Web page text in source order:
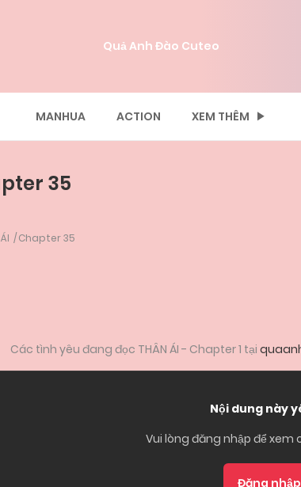
Quả Anh Đào Cuteo
MANHUA ACTION XEM THÊM
35
Chapter 35
Các tình yêu đang đọc THÂN ÁI - Chapter 1 tại
Nội dung này
Vui lòng đăng nhập để
Đăng nhập